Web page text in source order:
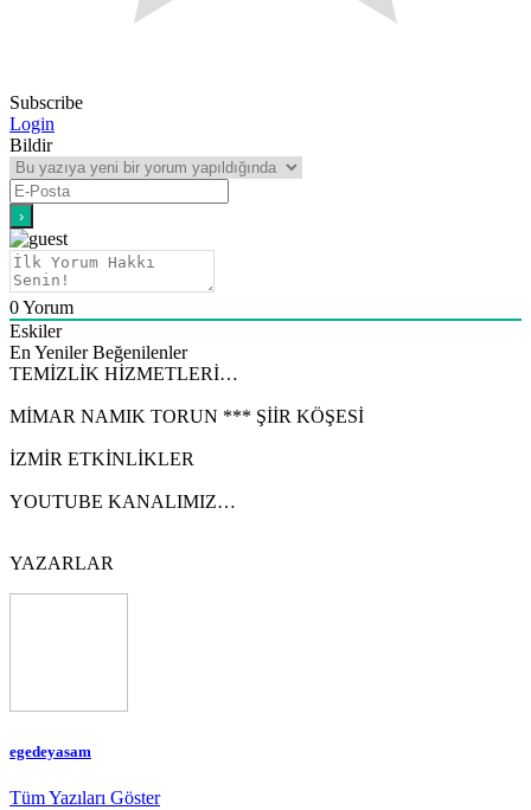
Subscribe
Login
Bildir
0Yorum
Eskiler
En Yeniler Beğenilenler
TEMİZLİK HİZMETLERİ…
MİMAR NAMIK TORUN *** ŞİİR KÖŞESİ
İZMİR ETKİNLİKLER
YOUTUBE KANALIMIZ…
YAZARLAR
egedeyasam
Tüm Yazıları Göster